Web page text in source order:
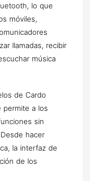
lo que
móviles,
llamadas, recibir
música
de Cardo
a los
sin
hacer
la interfaz de
de los